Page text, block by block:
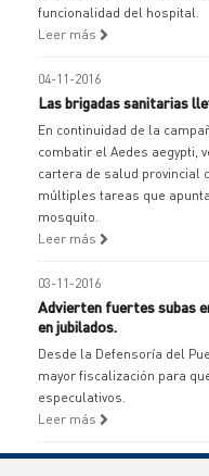
funcionalidad del hospital.
Leer más
04-11-2016
Las brigadas sanitarias
En continuidad de la
combatir el Aedes aegypti,
cartera de salud provincial
múltiples tareas que
mosquito.
Leer más
03-11-2016
Advierten fuertes subas
en jubilados.
Desde la Defensoría del
mayor fiscalización para
especulativos.
Leer más